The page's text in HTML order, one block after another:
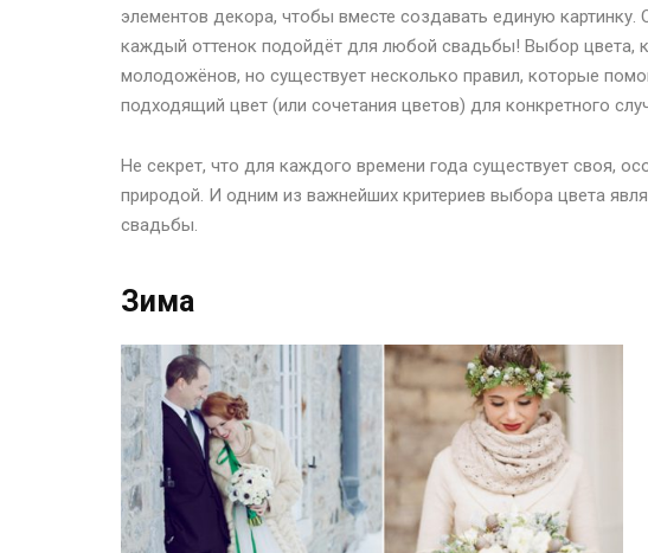
элементов декора, чтобы вместе создавать единую картинку.
каждый оттенок подойдёт для любой свадьбы! Выбор цвета,
молодожёнов, но существует несколько правил, которые
подходящий цвет (или сочетания цветов) для конкретного
Не секрет, что для каждого времени года существует своя,
природой. И одним из важнейших критериев выбора цвета
свадьбы.
Зима